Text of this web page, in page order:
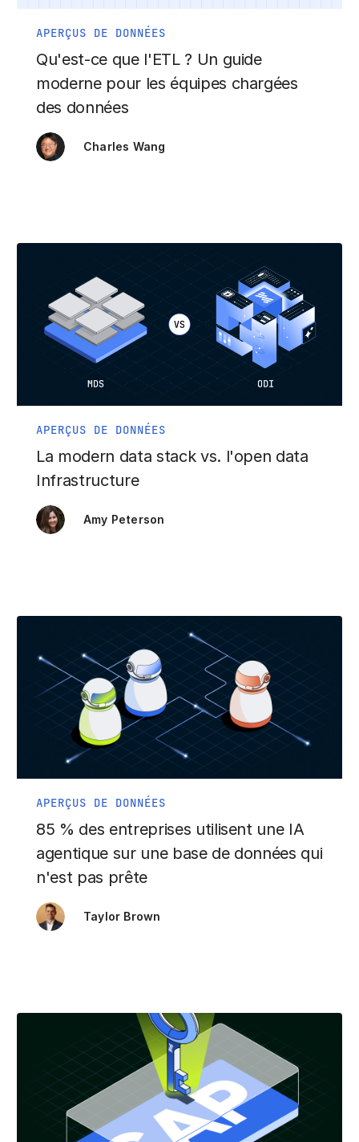
APERÇUS DE DONNÉES
Qu'est-ce que l'ETL ? Un guide
moderne pour les équipes chargées
des données
Charles Wang
APERÇUS DE DONNÉES
La modern data stack vs. l'open data
Infrastructure
Amy Peterson
APERÇUS DE DONNÉES
85 % des entreprises utilisent une IA
agentique sur une base de données qui
n'est pas prête
Taylor Brown